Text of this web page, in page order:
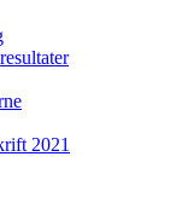
2021